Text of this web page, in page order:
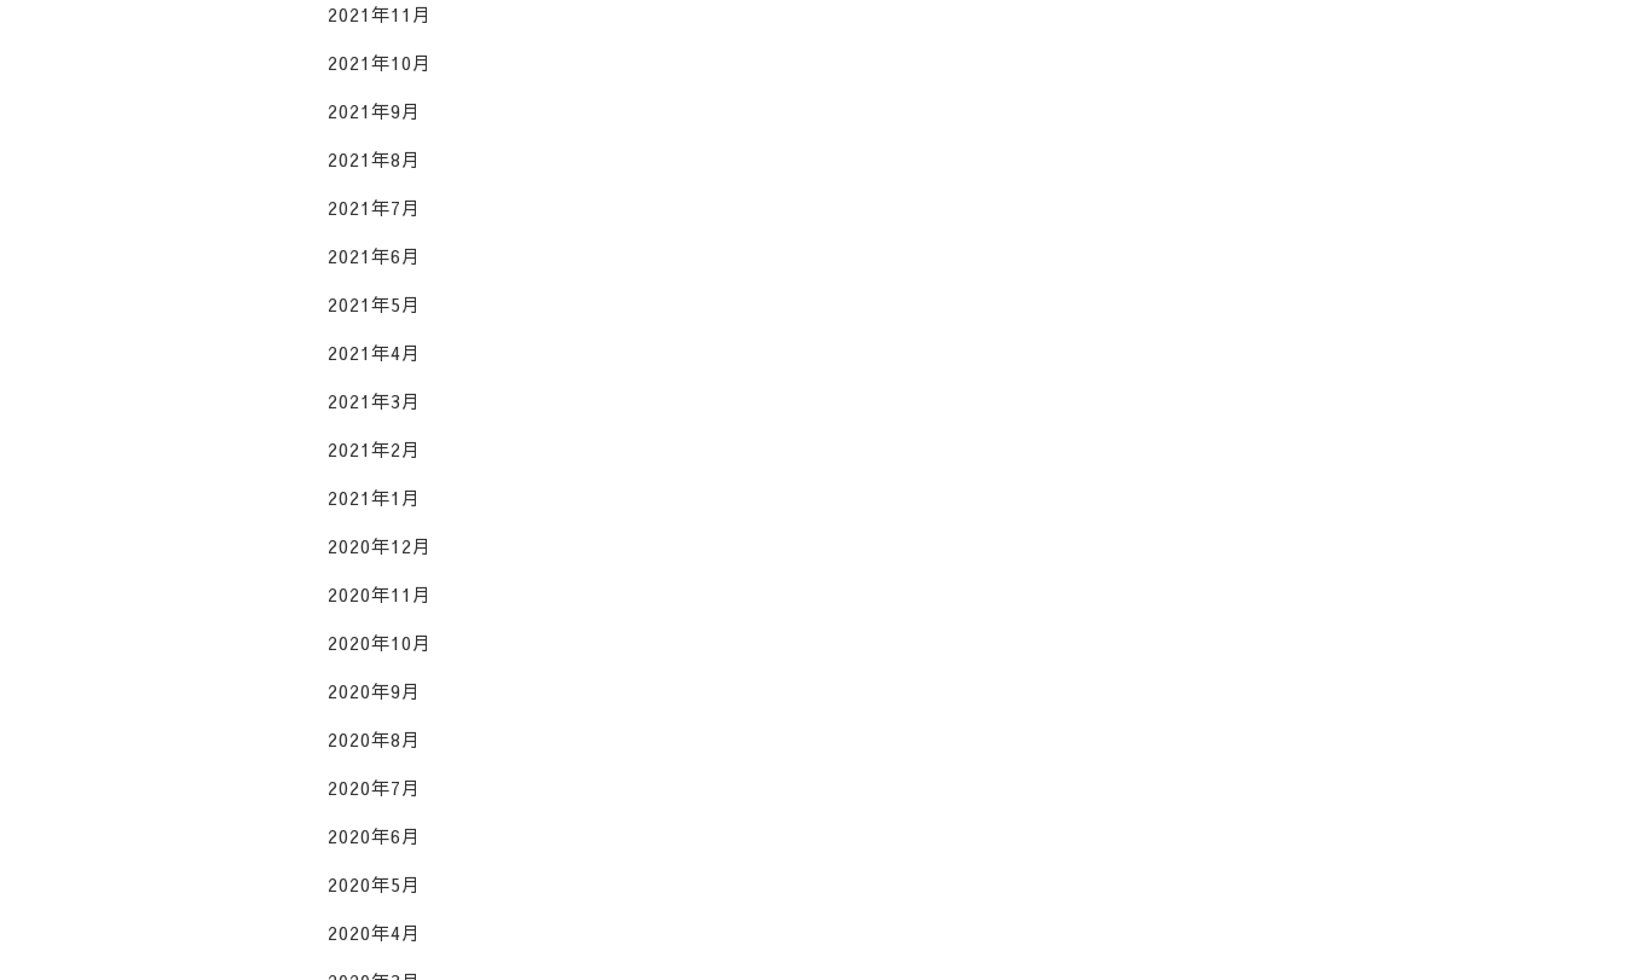
2021年11月
2021年10月
2021年9月
2021年8月
2021年7月
2021年6月
2021年5月
2021年4月
2021年3月
2021年2月
2021年1月
2020年12月
2020年11月
2020年10月
2020年9月
2020年8月
2020年7月
2020年6月
2020年5月
2020年4月